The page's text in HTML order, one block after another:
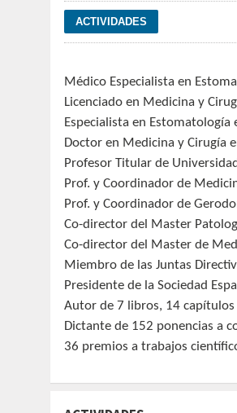
Médico Especialista en
Licenciado en Medicina y
Especialista en
Doctor en Medicina y Cirugía
Profesor Titular de
Prof. y Coordinador de
Prof. y Coordinador de
Co-director del Master
Co-director del Master de
Miembro de las Juntas
Presidente de la Sociedad
Autor de 7 libros, 14
Dictante de 152 ponencias a
36 premios a trabajos